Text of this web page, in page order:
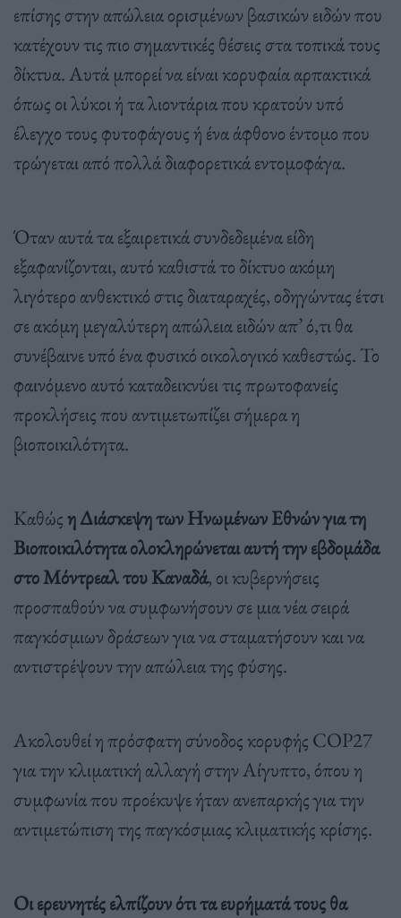
επίσης στην απώλεια ορισμένων βασικών ειδών που
κατέχουν τις πιο σημαντικές θέσεις στα τοπικά τους
δίκτυα. Αυτά μπορεί να είναι κορυφαία αρπακτικά
όπως οι λύκοι ή τα λιοντάρια που κρατούν υπό
έλεγχο τους φυτοφάγους ή ένα άφθονο έντομο που
τρώγεται από πολλά διαφορετικά εντομοφάγα.
Όταν αυτά τα εξαιρετικά συνδεδεμένα είδη
εξαφανίζονται, αυτό καθιστά το δίκτυο ακόμη
λιγότερο ανθεκτικό στις διαταραχές, οδηγώντας έτσι
σε ακόμη μεγαλύτερη απώλεια ειδών απ’ ό,τι θα
συνέβαινε υπό ένα φυσικό οικολογικό καθεστώς. Το
φαινόμενο αυτό καταδεικνύει τις πρωτοφανείς
προκλήσεις που αντιμετωπίζει σήμερα η
βιοποικιλότητα.
Καθώςη Διάσκεψη των Ηνωμένων Εθνών για τη
Βιοποικιλότητα ολοκληρώνεται αυτή την εβδομάδα
στο Μόντρεαλ του Καναδά, οι κυβερνήσεις
προσπαθούν να συμφωνήσουν σε μια νέα σειρά
παγκόσμιων δράσεων για να σταματήσουν και να
αντιστρέψουν την απώλεια της φύσης.
Ακολουθεί η πρόσφατη σύνοδος κορυφής COP27
για την κλιματική αλλαγή στην Αίγυπτο, όπου η
συμφωνία που προέκυψε ήταν ανεπαρκής για την
αντιμετώπιση της παγκόσμιας κλιματικής κρίσης.
Οι ερευνητές ελπίζουν ότι τα ευρήματά τους θα